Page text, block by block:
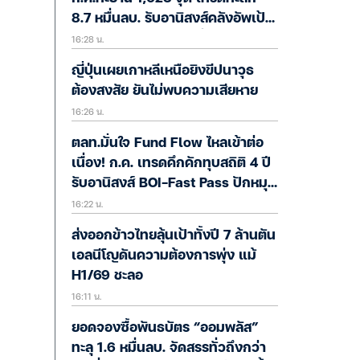
8.7 หมื่นลบ. รับอานิสงส์คลังอัพเป้า
GDP แต่ Valuation เริ่มตึงตัว
16:28 น.
ญี่ปุ่นเผยเกาหลีเหนือยิงขีปนาวุธ
ต้องสงสัย ยันไม่พบความเสียหาย
16:26 น.
ตลท.มั่นใจ Fund Flow ไหลเข้าต่อ
เนื่อง! ก.ค. เทรดคึกคักทุบสถิติ 4 ปี
รับอานิสงส์ BOI-Fast Pass ปักหมุด
Thailand Focus ดึงทุนโลก
16:22 น.
ส่งออกข้าวไทยลุ้นเป้าทั้งปี 7 ล้านตัน
เอลนีโญดันความต้องการพุ่ง แม้
H1/69 ชะลอ
16:11 น.
ยอดจองซื้อพันธบัตร “ออมพลัส”
ทะลุ 1.6 หมื่นลบ. จัดสรรทั่วถึงกว่า